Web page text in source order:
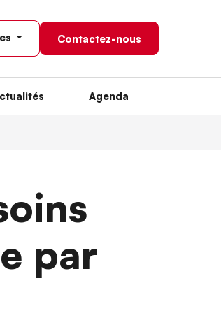
Contactez-nous
Agenda
par